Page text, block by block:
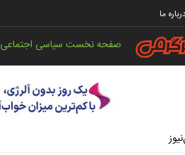
ما
صفحه نخستسیاسی اجتماعی